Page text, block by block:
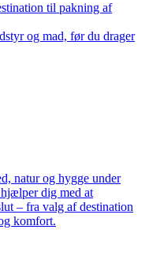
til pakning af
og mad, før du drager
natur og hygge under
dig med at
– fra valg af destination
komfort.